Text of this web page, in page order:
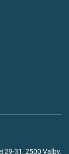
29-31, 2500 Valby,